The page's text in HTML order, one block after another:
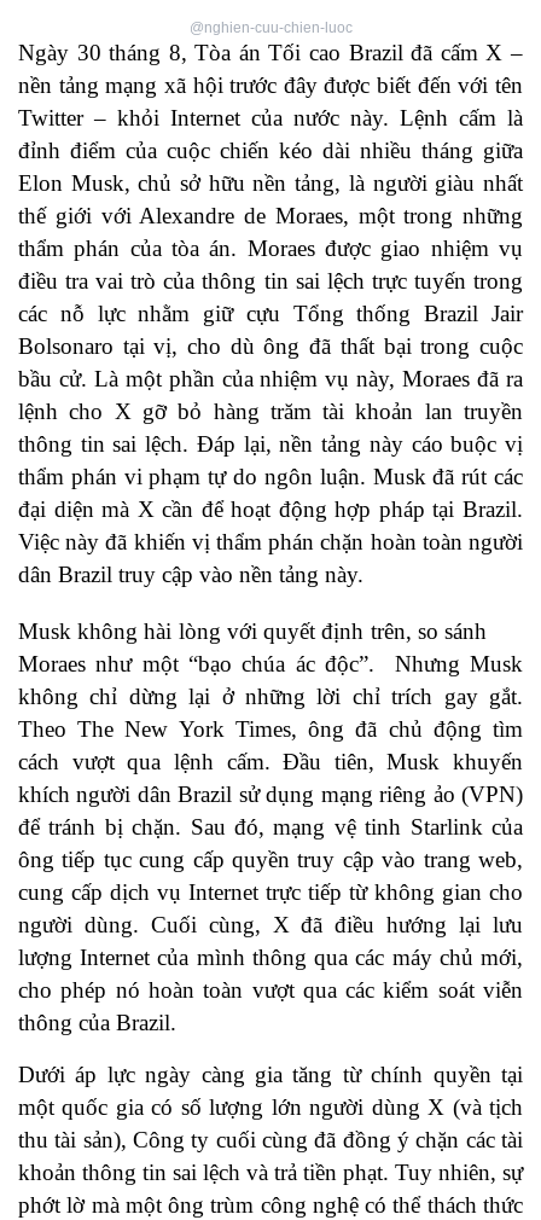
@nghien-cuu-chien-luoc
Ngày 30 tháng 8, Tòa án Tối cao Brazil đã cấm X –
nền tảng mạng xã hội trước đây được biết đến với tên
Twitter – khỏi Internet của nước này. Lệnh cấm là
đỉnh điểm của cuộc chiến kéo dài nhiều tháng giữa
Elon Musk, chủ sở hữu nền tảng, là người giàu nhất
thế giới với Alexandre de Moraes, một trong những
thẩm phán của tòa án. Moraes được giao nhiệm vụ
điều tra vai trò của thông tin sai lệch trực tuyến trong
các nỗ lực nhằm giữ cựu Tổng thống Brazil Jair
Bolsonaro tại vị, cho dù ông đã thất bại trong cuộc
bầu cử. Là một phần của nhiệm vụ này, Moraes đã ra
lệnh cho X gỡ bỏ hàng trăm tài khoản lan truyền
thông tin sai lệch. Đáp lại, nền tảng này cáo buộc vị
thẩm phán vi phạm tự do ngôn luận. Musk đã rút các
đại diện mà X cần để hoạt động hợp pháp tại Brazil.
Việc này đã khiến vị thẩm phán chặn hoàn toàn người
dân Brazil truy cập vào nền tảng này.
Musk không hài lòng với quyết định trên, so sánh
Moraes như một “bạo chúa ác độc”. Nhưng Musk
không chỉ dừng lại ở những lời chỉ trích gay gắt.
Theo The New York Times, ông đã chủ động tìm
cách vượt qua lệnh cấm. Đầu tiên, Musk khuyến
khích người dân Brazil sử dụng mạng riêng ảo (VPN)
để tránh bị chặn. Sau đó, mạng vệ tinh Starlink của
ông tiếp tục cung cấp quyền truy cập vào trang web,
cung cấp dịch vụ Internet trực tiếp từ không gian cho
người dùng. Cuối cùng, X đã điều hướng lại lưu
lượng Internet của mình thông qua các máy chủ mới,
cho phép nó hoàn toàn vượt qua các kiểm soát viễn
thông của Brazil.
Dưới áp lực ngày càng gia tăng từ chính quyền tại
một quốc gia có số lượng lớn người dùng X (và tịch
thu tài sản), Công ty cuối cùng đã đồng ý chặn các tài
khoản thông tin sai lệch và trả tiền phạt. Tuy nhiên, sự
phớt lờ mà một ông trùm công nghệ có thể thách thức